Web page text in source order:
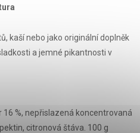
kaší nebo jako originální doplněk
a jemné pikantnosti v
16 %, nepřislazená koncentrovaná
citronová štáva. 100 g